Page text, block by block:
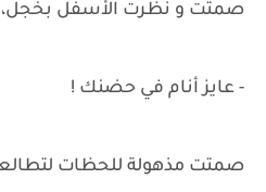
صمتت و نظرت الأسفل بخجل،
- عايز أنام في حضنك !
صمتت مذهولة للحظات